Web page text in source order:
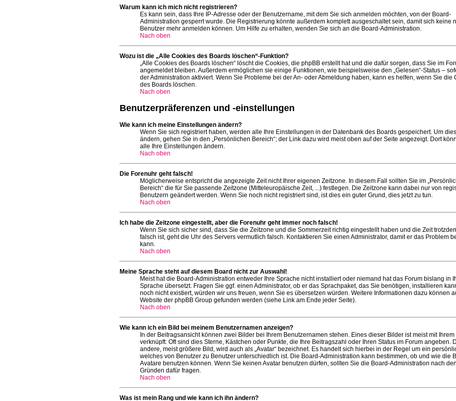
Warum kann ich mich nicht registrieren?
Es kann sein, dass Ihre IP-Adresse oder der Benutzername, mit dem Sie sich anmelden möchten, von der Board-
Administration gesperrt wurde. Die Registrierung könnte außerdem komplett ausgeschaltet sein, damit sich keine
Benutzer mehr anmelden können. Um Hilfe zu erhalten, wenden Sie sich an die Board-Administration.
Nach oben
Wozu ist die „Alle Cookies des Boards löschen“-Funktion?
„Alle Cookies des Boards löschen“ löscht die Cookies, die phpBB erstellt hat und die dafür sorgen, dass Sie im
angemeldet bleiben. Außerdem ermöglichen sie einige Funktionen, wie beispielsweise den „Gelesen“-Status –
der Administration aktiviert. Wenn Sie Probleme bei der An- oder Abmeldung haben, kann es helfen, wenn Sie die
des Boards löschen.
Nach oben
Benutzerpräferenzen und -einstellungen
Wie kann ich meine Einstellungen ändern?
Wenn Sie sich registriert haben, werden alle Ihre Einstellungen in der Datenbank des Boards gespeichert. Um
ändern, gehen Sie in den „Persönlichen Bereich“; der Link dazu wird meist oben auf der Seite angezeigt. Dort
alle Ihre Einstellungen ändern.
Nach oben
Die Forenuhr geht falsch!
Möglicherweise entspricht die angezeigte Zeit nicht Ihrer eigenen Zeitzone. In diesem Fall sollten Sie im
Bereich“ die für Sie passende Zeitzone (Mitteleuropäische Zeit, ...) festlegen. Die Zeitzone kann dabei nur von
Benutzern geändert werden. Wenn Sie noch nicht registriert sind, ist dies ein guter Grund, dies jetzt zu tun.
Nach oben
Ich habe die Zeitzone eingestellt, aber die Forenuhr geht immer noch falsch!
Wenn Sie sich sicher sind, dass Sie die Zeitzone und die Sommerzeit richtig eingestellt haben und die Zeit
falsch ist, geht die Uhr des Servers vermutlich falsch. Kontaktieren Sie einen Administrator, damit er das Problem
kann.
Nach oben
Meine Sprache steht auf diesem Board nicht zur Auswahl!
Meist hat die Board-Administration entweder Ihre Sprache nicht installiert oder niemand hat das Forum bislang in
Sprache übersetzt. Fragen Sie ggf. einen Administrator, ob er das Sprachpaket, das Sie benötigen, installieren
noch nicht existiert, würden wir uns freuen, wenn Sie es übersetzen würden. Weitere Informationen dazu können
Website der phpBB Group gefunden werden (siehe Link am Ende jeder Seite).
Nach oben
Wie kann ich ein Bild bei meinem Benutzernamen anzeigen?
In der Beitragsansicht können zwei Bilder bei Ihrem Benutzernamen stehen. Eines dieser Bilder ist meist mit Ihrem
verknüpft: Oft sind dies Sterne, Kästchen oder Punkte, die Ihre Beitragszahl oder Ihren Status im Forum angeben.
andere, meist größere Bild, wird auch als „Avatar“ bezeichnet. Es handelt sich hierbei in der Regel um ein
welches von Benutzer zu Benutzer unterschiedlich ist. Die Board-Administration kann bestimmen, ob und wie die
Avatare benutzen können. Wenn Sie keinen Avatar benutzen dürfen, sollten Sie die Board-Administration nach den
Gründen dafür fragen.
Nach oben
Was ist mein Rang und wie kann ich ihn ändern?